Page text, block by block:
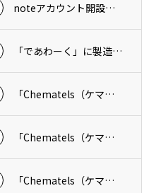
noteアカウント開設のお知らせ
「であわーく」に製造スタッフの求人を掲載しています
「Chematels（ケマテルズ）」掲載のお知らせ｜発泡トラブルを徹底解決！100種以...
「Chematels（ケマテルズ）」掲載のお知らせ｜ウレタンやアクリルなどの頑固な樹脂...
「Chematels（ケマテルズ）」掲載のお知らせ｜硬化シリコーンを強力除去する「シリ...